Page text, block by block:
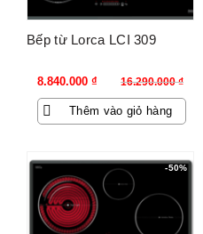
Bếp từ Lorca LCI 309
16.290.000₫
Giá
gốc
là:
8.840.000 ₫
Giá
hiện
tại
Thêm vào giỏ hàng
-50%